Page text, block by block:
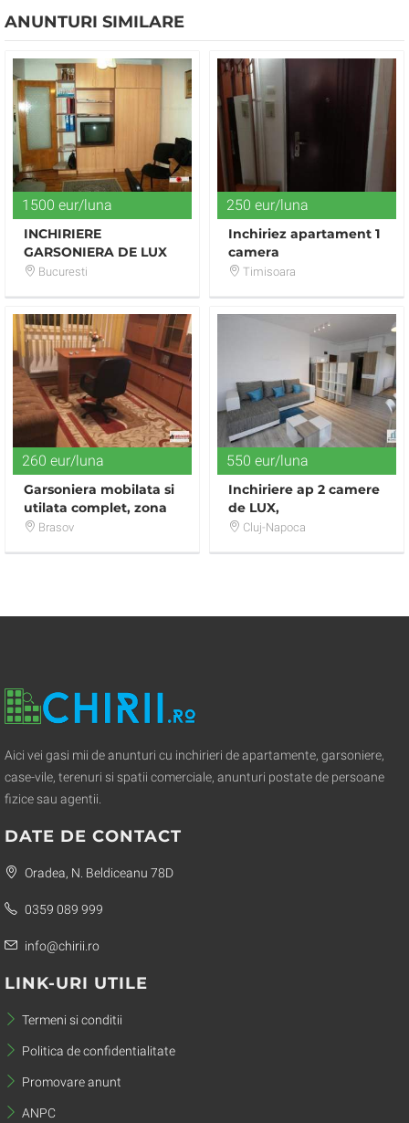
ANUNTURI SIMILARE
1500 eur/luna
INCHIRIERE
GARSONIERA DE LUX
MOBILATA VAV
Bucuresti
250 eur/luna
Inchiriez apartament 1
camera
Timisoara
260 eur/luna
Garsoniera mobilata si
utilata complet, zona
Vlahuta, cod 9700
Brasov
550 eur/luna
Inchiriere ap 2 camere
de LUX,
semicentral,zona
Cluj-Napoca
Aici vei gasi mii de anunturi cu inchirieri de apartamente, garsoniere,
case-vile, terenuri si spatii comerciale, anunturi postate de persoane
fizice sau agentii.
DATE DE CONTACT
Oradea, N. Beldiceanu 78D
0359 089 999
info@chirii.ro
LINK-URI UTILE
Termeni si conditii
Politica de confidentialitate
Promovare anunt
ANPC